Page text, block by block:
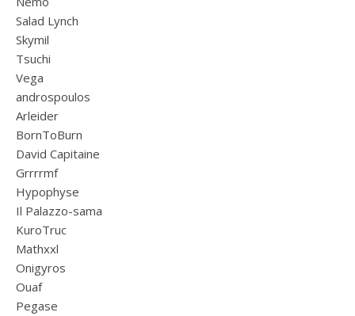
Salad Lynch
Skymil
Tsuchi
Vega
androspoulos
Arleider
BornToBurn
David Capitaine
Grrrrmf
Hypophyse
Il Palazzo-sama
KuroTruc
Mathxxl
Onigyros
Ouaf
Pegase